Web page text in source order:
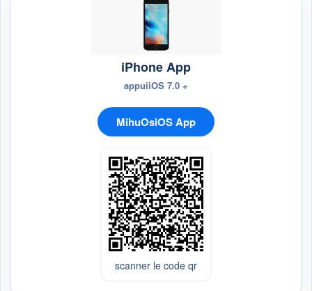
iPhone App
appuiiOS 7.0 +
MihuOsiOS App
scanner le code qr